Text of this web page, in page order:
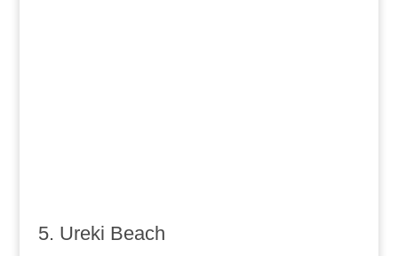
5. Ureki Beach